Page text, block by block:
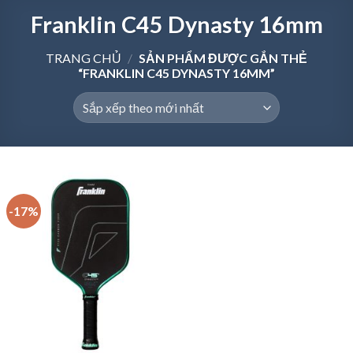
Franklin C45 Dynasty 16mm
TRANG CHỦ / SẢN PHẨM ĐƯỢC GẮN THẺ
“FRANKLIN C45 DYNASTY 16MM”
-17%